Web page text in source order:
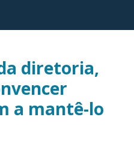
diretoria,
a mantê-lo